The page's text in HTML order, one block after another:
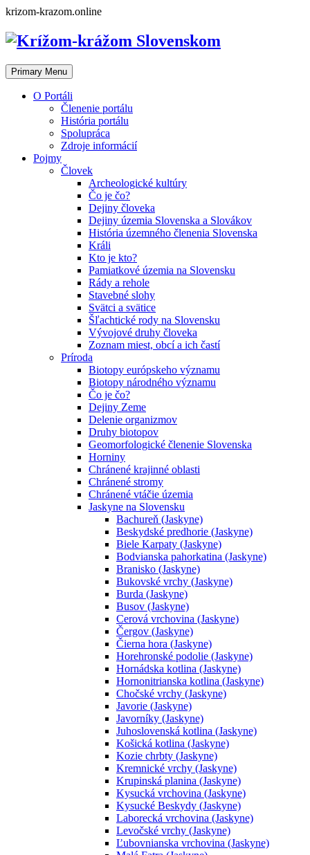
Skip
content
krizom-krazom.online
Primary Menu
O Portáli
Členenie portálu
História portálu
Spolupráca
Zdroje informácií
Pojmy
Človek
Archeologické kultúry
Čo je čo?
Dejiny človeka
Dejiny územia Slovenska a Slovákov
História územného členenia Slovenska
Králi
Kto je kto?
Pamiatkové územia na Slovensku
Rády a rehole
Stavebné slohy
Svätci a svätice
Šľachtické rody na Slovensku
Vývojové druhy človeka
Zoznam miest, obcí a ich častí
Príroda
Biotopy európskeho významu
Biotopy národného významu
Čo je čo?
Dejiny Zeme
Delenie organizmov
Druhy biotopov
Geomorfologické členenie Slovenska
Horniny
Chránené krajinné oblasti
Chránené stromy
Chránené vtáčie územia
Jaskyne na Slovensku
Bachureň (Jaskyne)
Beskydské predhorie (Jaskyne)
Biele Karpaty (Jaskyne)
Bodvianska pahorkatina (Jaskyne)
Branisko (Jaskyne)
Bukovské vrchy (Jaskyne)
Burda (Jaskyne)
Busov (Jaskyne)
Cerová vrchovina (Jaskyne)
Čergov (Jaskyne)
Čierna hora (Jaskyne)
Horehronské podolie (Jaskyne)
Hornádska kotlina (Jaskyne)
Hornonitrianska kotlina (Jaskyne)
Chočské vrchy (Jaskyne)
Javorie (Jaskyne)
Javorníky (Jaskyne)
Juhoslovenská kotlina (Jaskyne)
Košická kotlina (Jaskyne)
Kozie chrbty (Jaskyne)
Kremnické vrchy (Jaskyne)
Krupinská planina (Jaskyne)
Kysucká vrchovina (Jaskyne)
Kysucké Beskydy (Jaskyne)
Laborecká vrchovina (Jaskyne)
Levočské vrchy (Jaskyne)
Ľubovnianska vrchovina (Jaskyne)